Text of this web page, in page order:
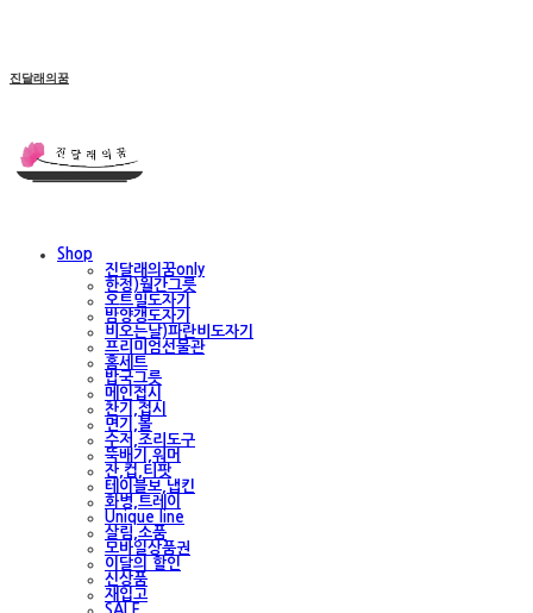
진달래의꿈
Shop
진달래의꿈only
한정)월간그릇
오트밀도자기
밤양갱도자기
비오는날)파란비도자기
프리미엄선물관
홈세트
밥국그릇
메인접시
찬기,접시
면기,볼
수저,조리도구
뚝배기,워머
잔,컵,티팟
테이블보,냅킨
화병,트레이
Unique line
살림,소품
모바일상품권
이달의 할인
신상품
재입고
SALE